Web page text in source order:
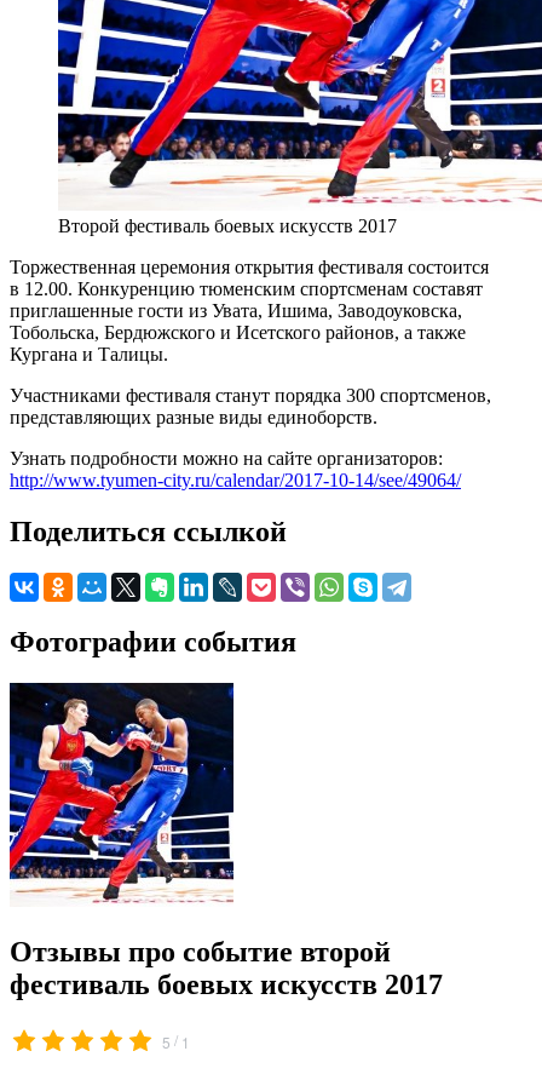
Второй фестиваль боевых искусств 2017
Торжественная церемония открытия фестиваля состоится
в 12.00. Конкуренцию тюменским спортсменам составят
приглашенные гости из Увата, Ишима, Заводоуковска,
Тобольска, Бердюжского и Исетского районов, а также
Кургана и Талицы.
Участниками фестиваля станут порядка 300 спортсменов,
представляющих разные виды единоборств.
Узнать подробности можно на сайте организаторов:
http://www.tyumen-city.ru/calendar/2017-10-14/see/49064/
Поделиться ссылкой
Фотографии события
Отзывы про событие второй
фестиваль боевых искусств 2017
5 / 1